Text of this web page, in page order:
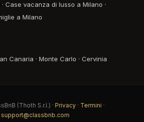
· Case vacanza di lusso a Milano ·
a Milano
Canaria · Monte Carlo · Cervinia
(Thoth S.r.l.) · Privacy · Termini ·
support@classbnb.com